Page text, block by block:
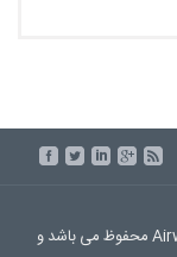
تمامی حقوق این سایت نزد نمایندگی چیلرهای Airwave محفوظ می باشد و